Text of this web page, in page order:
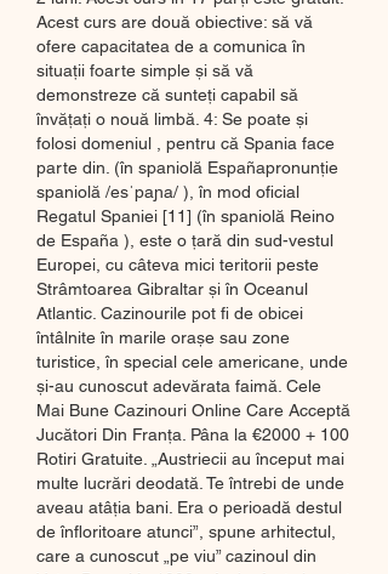
Acest curs are două obiective: să vă
ofere capacitatea de a comunica în
situații foarte simple și să vă
demonstreze că sunteți capabil să
învățați o nouă limbă. 4: Se poate și
folosi domeniul , pentru că Spania face
parte din. (în spaniolă Españapronunție
spaniolă /esˈpaɲa/ ), în mod oficial
Regatul Spaniei [11] (în spaniolă Reino
de España ), este o țară din sud-vestul
Europei, cu câteva mici teritorii peste
Strâmtoarea Gibraltar și în Oceanul
Atlantic. Cazinourile pot fi de obicei
întâlnite în marile orașe sau zone
turistice, în special cele americane, unde
și-au cunoscut adevărata faimă. Cele
Mai Bune Cazinouri Online Care Acceptă
Jucători Din Franța. Pâna la €2000 + 100
Rotiri Gratuite. „Austriecii au început mai
multe lucrări deodată. Te întrebi de unde
aveau atâția bani. Era o perioadă destul
de înfloritoare atunci”, spune arhitectul,
care a cunoscut „pe viu” cazinoul din